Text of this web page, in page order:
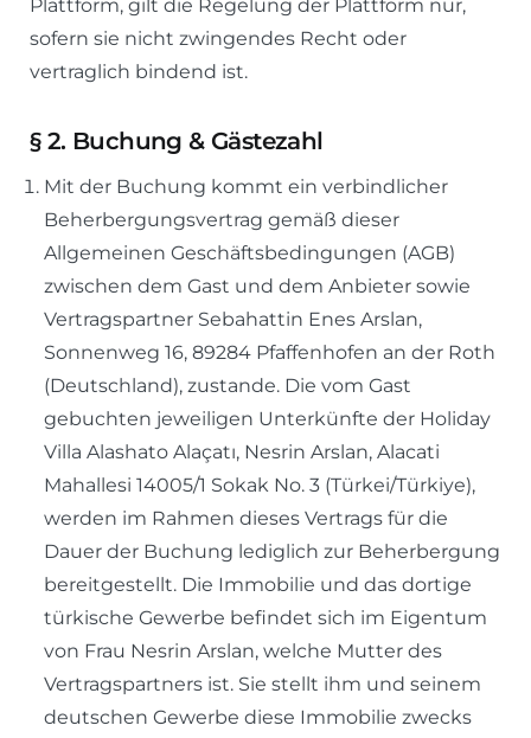
Plattform, gilt die Regelung der Plattform nur,
sofern sie nicht zwingendes Recht oder
vertraglich bindend ist.
§ 2. Buchung & Gästezahl
Mit der Buchung kommt ein verbindlicher
Beherbergungsvertrag gemäß dieser
Allgemeinen Geschäftsbedingungen (AGB)
zwischen dem Gast und dem Anbieter sowie
Vertragspartner Sebahattin Enes Arslan,
Sonnenweg 16, 89284 Pfaffenhofen an der Roth
(Deutschland), zustande. Die vom Gast
gebuchten jeweiligen Unterkünfte der Holiday
Villa Alashato Alaçatı, Nesrin Arslan, Alacati
Mahallesi 14005/1 Sokak No. 3 (Türkei/Türkiye),
werden im Rahmen dieses Vertrags für die
Dauer der Buchung lediglich zur Beherbergung
bereitgestellt. Die Immobilie und das dortige
türkische Gewerbe befindet sich im Eigentum
von Frau Nesrin Arslan, welche Mutter des
Vertragspartners ist. Sie stellt ihm und seinem
deutschen Gewerbe diese Immobilie zwecks